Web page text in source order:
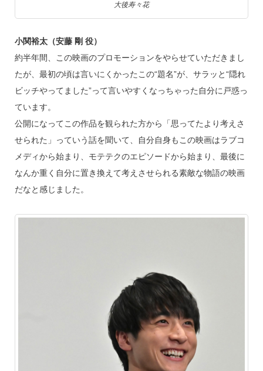
大後寿々花
小関裕太（安藤 剛 役）
約半年間、この映画のプロモーションをやらせていただきまし
たが、最初の頃は言いにくかったこの“題名”が、サラッと“隠れ
ビッチやってました”って言いやすくなっちゃった自分に戸惑っ
ています。
公開になってこの作品を観られた方から「思ってたより考えさ
せられた」っていう話を聞いて、自分自身もこの映画はラブコ
メディから始まり、モテテクのエピソードから始まり、最後に
なんか重く自分に置き換えて考えさせられる素敵な物語の映画
だなと感じました。